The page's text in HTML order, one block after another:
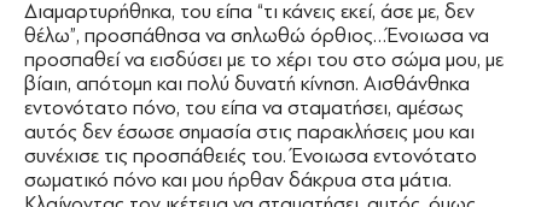
Διαμαρτυρήθηκα, του είπα “τι κάνεις εκεί, άσε με, δεν
θέλω”, προσπάθησα να σηλωθώ όρθιος…Ένοιωσα να
προσπαθεί να εισδύσει με το χέρι του στο σώμα μου, με
βίαιη, απότομη και πολύ δυνατή κίνηση. Αισθάνθηκα
εντονότατο πόνο, του είπα να σταματήσει, αμέσως
αυτός δεν έσωσε σημασία στις παρακλήσεις μου και
συνέχισε τις προσπάθειές του. Ένοιωσα εντονότατο
σωματικό πόνο και μου ήρθαν δάκρυα στα μάτια.